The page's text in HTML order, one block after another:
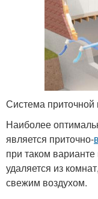
Система приточной
Наиболее
является приточно-
при таком
удаляется из
свежим воздухом.